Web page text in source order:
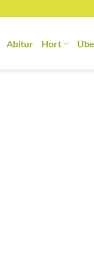
Abitur Hort